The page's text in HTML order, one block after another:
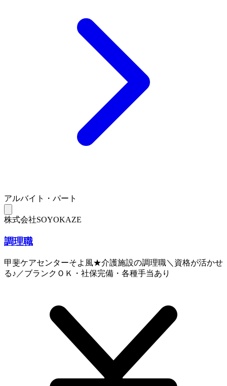
アルバイト・パート
株式会社SOYOKAZE
調理職
甲斐ケアセンターそよ風★介護施設の調理職＼資格が活かせ
る♪／ブランクＯＫ・社保完備・各種手当あり